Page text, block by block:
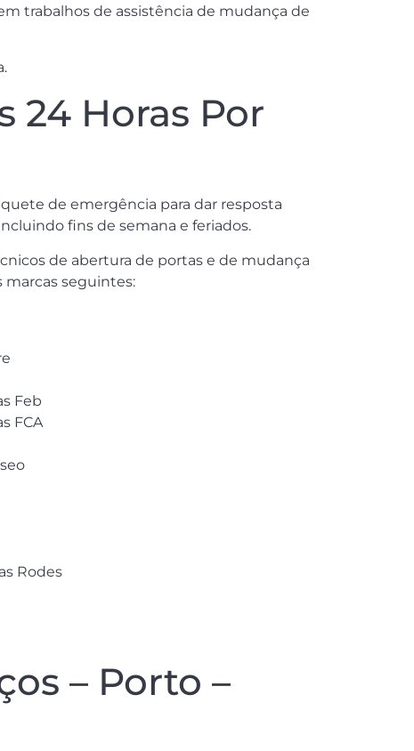
trabalhos de assistência de mudança de
24 Horas Por
de emergência para dar resposta
fins de semana e feriados.
de abertura de portas e de mudança
marcas seguintes:
Feb
FCA
Rodes
– Porto –